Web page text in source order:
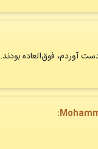
آوردم، فوق‌العاده بودند.